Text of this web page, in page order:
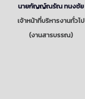
นายกัญญ์ณรัณ ทนงชัย
เจ้าหน้าที่บริหารงานทั่วไป
(งานสารบรรณ)